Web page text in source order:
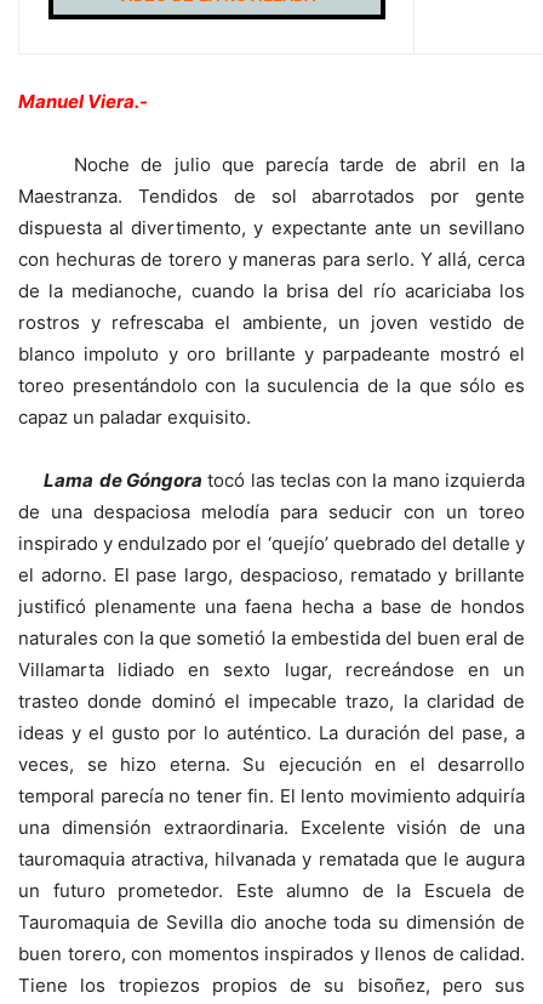
Manuel Viera.-
Noche de julio que parecía tarde de abril en la
Maestranza. Tendidos de sol abarrotados por gente
dispuesta al divertimento, y expectante ante un sevillano
con hechuras de torero y maneras para serlo. Y allá, cerca
de la medianoche, cuando la brisa del río acariciaba los
rostros y refrescaba el ambiente, un joven vestido de
blanco impoluto y oro brillante y parpadeante mostró el
toreo presentándolo con la suculencia de la que sólo es
capaz un paladar exquisito.
Lama de Góngora tocó las teclas con la mano izquierda
de una despaciosa melodía para seducir con un toreo
inspirado y endulzado por el ‘quejío’ quebrado del detalle y
el adorno. El pase largo, despacioso, rematado y brillante
justificó plenamente una faena hecha a base de hondos
naturales con la que sometió la embestida del buen eral de
Villamarta lidiado en sexto lugar, recreándose en un
trasteo donde dominó el impecable trazo, la claridad de
ideas y el gusto por lo auténtico. La duración del pase, a
veces, se hizo eterna. Su ejecución en el desarrollo
temporal parecía no tener fin. El lento movimiento adquiría
una dimensión extraordinaria. Excelente visión de una
tauromaquia atractiva, hilvanada y rematada que le augura
un futuro prometedor. Este alumno de la Escuela de
Tauromaquia de Sevilla dio anoche toda su dimensión de
buen torero, con momentos inspirados y llenos de calidad.
Tiene los tropiezos propios de su bisoñez, pero sus